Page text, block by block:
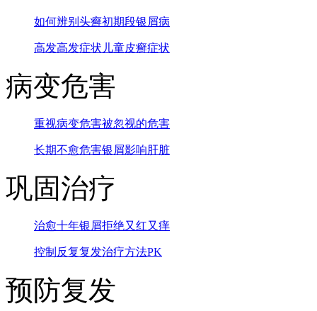
如何辨别头癣初期段银屑病
高发高发症状 儿童皮癣症状
病变危害
重视病变危害被忽视的危害
长期不愈危害银屑影响肝脏
巩固治疗
治愈十年银屑拒绝又红又痒
控制反复复发治疗方法PK
预防复发